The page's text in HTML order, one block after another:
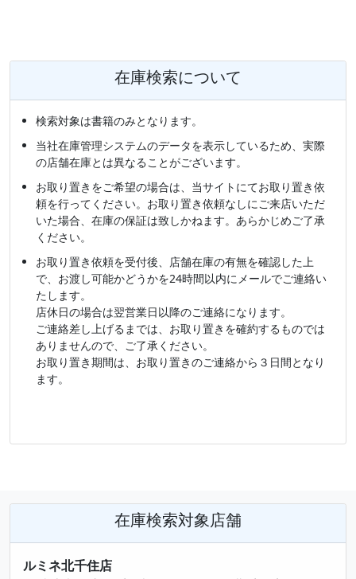
在庫検索について
検索対象は書籍のみとなります。
当社在庫管理システムのデータを表示しているため、実際
の店舗在庫とは異なることがございます。
お取り置きをご希望の場合は、当サイトにてお取り置き依
頼を行ってください。お取り置き依頼なしにご来店いただ
いた場合、在庫の保証は致しかねます。あらかじめご了承
ください。
お取り置き依頼を受付後、店舗在庫の有無を確認した上
で、お渡し可能かどうかを24時間以内にメールでご連絡い
たします。
店休日の場合は翌営業日以降のご連絡になります。
ご連絡差し上げるまでは、お取り置きを確約するものでは
ありませんので、ご了承ください。
お取り置き期間は、お取り置きのご連絡から３日間となり
ます。
在庫検索対象店舗
ルミネ北千住店